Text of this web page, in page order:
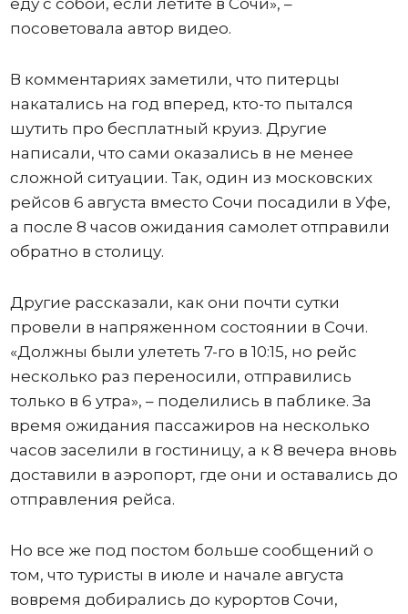
еду с собой, если летите в Сочи», –
посоветовала автор видео.
В комментариях заметили, что питерцы
накатались на год вперед, кто-то пытался
шутить про бесплатный круиз. Другие
написали, что сами оказались в не менее
сложной ситуации. Так, один из московских
рейсов 6 августа вместо Сочи посадили в Уфе,
а после 8 часов ожидания самолет отправили
обратно в столицу.
Другие рассказали, как они почти сутки
провели в напряженном состоянии в Сочи.
«Должны были улететь 7-го в 10:15, но рейс
несколько раз переносили, отправились
только в 6 утра», – поделились в паблике. За
время ожидания пассажиров на несколько
часов заселили в гостиницу, а к 8 вечера вновь
доставили в аэропорт, где они и оставались до
отправления рейса.
Но все же под постом больше сообщений о
том, что туристы в июле и начале августа
вовремя добирались до курортов Сочи,